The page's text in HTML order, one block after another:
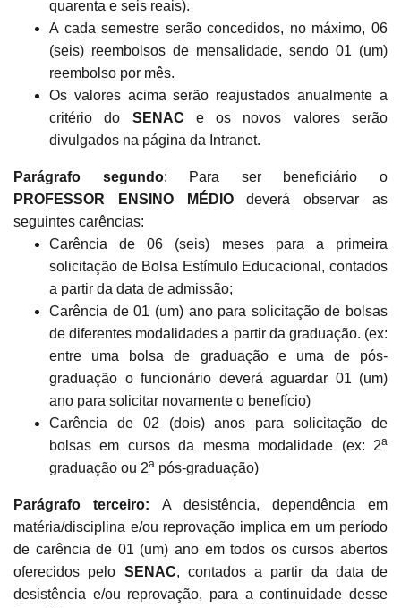
quarenta e seis reais).
A cada semestre serão concedidos, no máximo, 06
(seis) reembolsos de mensalidade, sendo 01 (um)
reembolso por mês.
Os valores acima serão reajustados anualmente a
critério do SENAC e os novos valores serão
divulgados na página da Intranet.
Parágrafo segundo: Para ser beneficiário o
PROFESSOR ENSINO MÉDIOdeverá observar as
seguintes carências:
Carência de 06 (seis) meses para a primeira
solicitação de Bolsa Estímulo Educacional, contados
a partir da data de admissão;
Carência de 01 (um) ano para solicitação de bolsas
de diferentes modalidades a partir da graduação. (ex:
entre uma bolsa de graduação e uma de pós-
graduação o funcionário deverá aguardar 01 (um)
ano para solicitar novamente o benefício)
Carência de 02 (dois) anos para solicitação de
bolsas em cursos da mesma modalidade (ex: 2a
graduação ou 2a pós-graduação)
Parágrafo terceiro: A desistência, dependência em
matéria/disciplina e/ou reprovação implica em um período
de carência de 01 (um) ano em todos os cursos abertos
oferecidos pelo SENAC, contados a partir da data de
desistência e/ou reprovação, para a continuidade desse